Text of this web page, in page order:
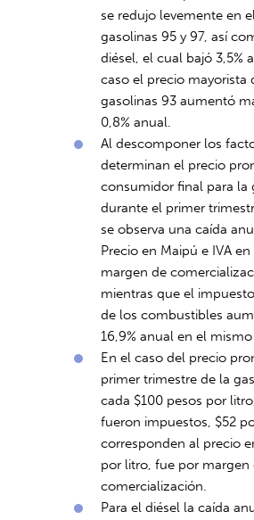
se redujo levemente en
gasolinas 95 y 97, así
diésel, el cual bajó 3,5%
caso el precio mayorista
gasolinas 93 aumentó
0,8% anual.
Al descomponer los
determinan el precio
consumidor final para la
durante el primer
se observa una caída
Precio en Maipú e IVA en
margen de
mientras que el
de los combustibles
16,9% anual en el
En el caso del precio
primer trimestre de la
cada $100 pesos por
fueron impuestos, $52
corresponden al precio
por litro, fue por margen
comercialización.
Para el diésel la caída